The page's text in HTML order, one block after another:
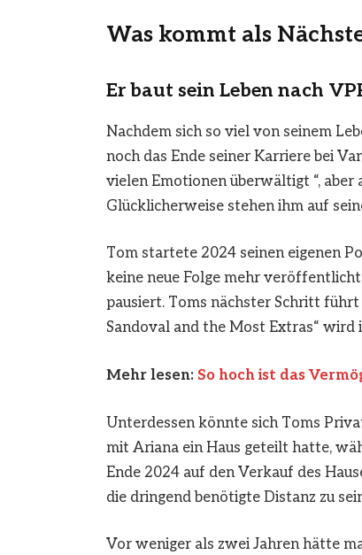
Was kommt als
Er baut sein Leben nach
Nachdem sich so viel von seinem
noch das Ende seiner Karriere bei
vielen Emotionen überwältigt “,
Glücklicherweise stehen ihm auf
Tom startete 2024 seinen eigenen
keine neue Folge mehr
pausiert. Toms nächster Schritt führt
Sandoval and the Most Extras“
Mehr lesen: So hoch ist das
Unterdessen könnte sich Toms
mit Ariana ein Haus geteilt hatte,
Ende 2024 auf den Verkauf des
die dringend benötigte Distanz zu
Vor weniger als zwei Jahren hätte